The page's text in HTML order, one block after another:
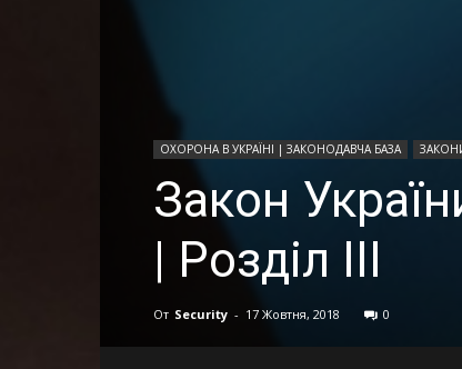
ОХОРОНА В УКРАЇНІ | ЗАКОНОДАВЧА БАЗА
Закон
| Розділ ІІІ
От Security - 17 Жовтня, 2018 0